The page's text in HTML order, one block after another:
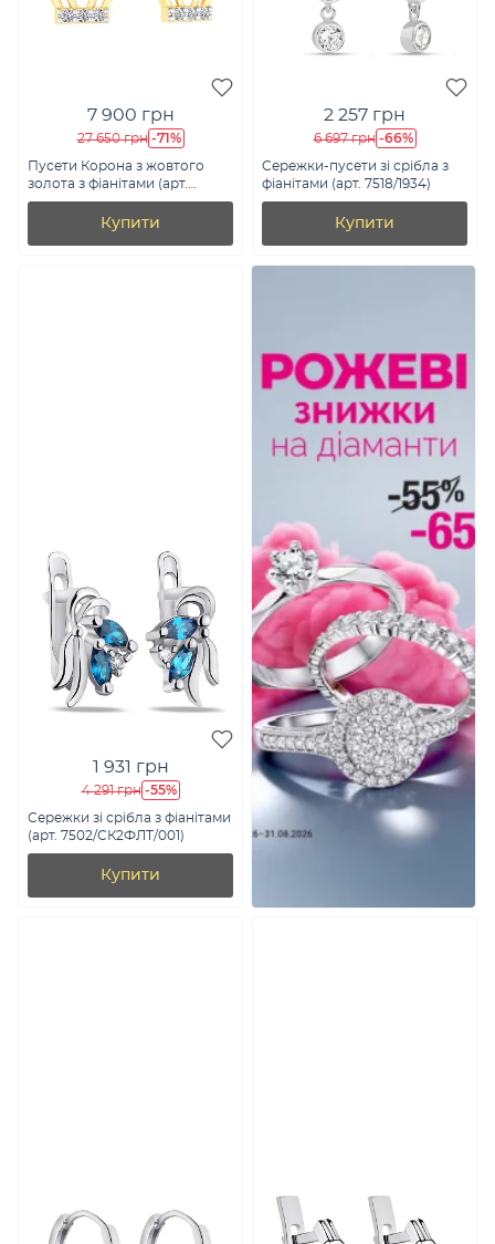
7 900 грн
27 650 грн -71%
Пусети Корона з жовтого
золота з фіанітами (арт.
111070ж)
Купити
2 257 грн
6 697 грн -66%
Сережки-пусети зі срібла з
фіанітами (арт. 7518/1934)
Купити
1 931 грн
4 291 грн -55%
Сережки зі срібла з фіанітами
(арт. 7502/СК2ФЛТ/001)
Купити